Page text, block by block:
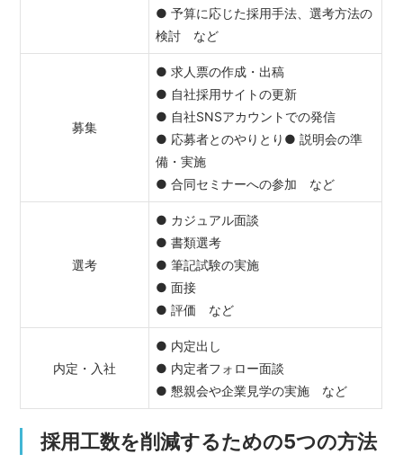
● 予算に応じた採用手法、選考方法の
検討 など
募集
● 求人票の作成・出稿
● 自社採用サイトの更新
● 自社SNSアカウントでの発信
● 応募者とのやりとり● 説明会の準
備・実施
● 合同セミナーへの参加 など
選考
● カジュアル面談
● 書類選考
● 筆記試験の実施
● 面接
● 評価 など
内定・入社
● 内定出し
● 内定者フォロー面談
● 懇親会や企業見学の実施 など
採用工数を削減するための5つの方法